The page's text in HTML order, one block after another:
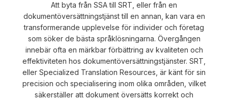
Att byta från SSA till SRT, eller från en
dokumentöversättningstjänst till en annan, kan vara en
transformerande upplevelse för individer och företag
som söker de bästa språklösningarna. Övergången
innebär ofta en märkbar förbättring av kvaliteten och
effektiviteten hos dokumentöversättningstjänster. SRT,
eller Specialized Translation Resources, är känt för sin
precision och specialisering inom olika områden, vilket
säkerställer att dokument översätts korrekt och